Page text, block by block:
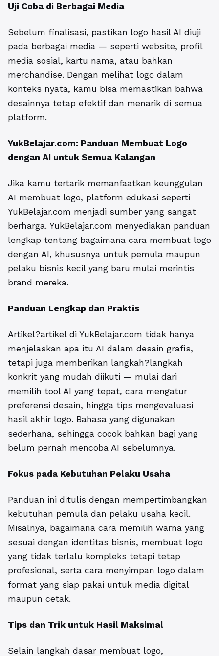
Uji Coba di Berbagai Media
Sebelum finalisasi, pastikan logo hasil AI diuji
pada berbagai media — seperti website, profil
media sosial, kartu nama, atau bahkan
merchandise. Dengan melihat logo dalam
konteks nyata, kamu bisa memastikan bahwa
desainnya tetap efektif dan menarik di semua
platform.
YukBelajar.com: Panduan Membuat Logo
dengan AI untuk Semua Kalangan
Jika kamu tertarik memanfaatkan keunggulan
AI membuat logo, platform edukasi seperti
YukBelajar.com menjadi sumber yang sangat
berharga. YukBelajar.com menyediakan panduan
lengkap tentang bagaimana cara membuat logo
dengan AI, khususnya untuk pemula maupun
pelaku bisnis kecil yang baru mulai merintis
brand mereka.
Panduan Lengkap dan Praktis
Artikel?artikel di YukBelajar.com tidak hanya
menjelaskan apa itu AI dalam desain grafis,
tetapi juga memberikan langkah?langkah
konkrit yang mudah diikuti — mulai dari
memilih tool AI yang tepat, cara mengatur
preferensi desain, hingga tips mengevaluasi
hasil akhir logo. Bahasa yang digunakan
sederhana, sehingga cocok bahkan bagi yang
belum pernah mencoba AI sebelumnya.
Fokus pada Kebutuhan Pelaku Usaha
Panduan ini ditulis dengan mempertimbangkan
kebutuhan pemula dan pelaku usaha kecil.
Misalnya, bagaimana cara memilih warna yang
sesuai dengan identitas bisnis, membuat logo
yang tidak terlalu kompleks tetapi tetap
profesional, serta cara menyimpan logo dalam
format yang siap pakai untuk media digital
maupun cetak.
Tips dan Trik untuk Hasil Maksimal
Selain langkah dasar membuat logo,